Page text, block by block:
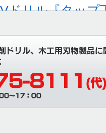
ドリル『タップ
加』
業のご案内
伴う出荷停止